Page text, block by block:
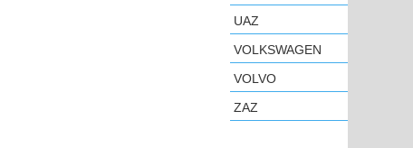
UAZ
VOLKSWAGEN
VOLVO
ZAZ